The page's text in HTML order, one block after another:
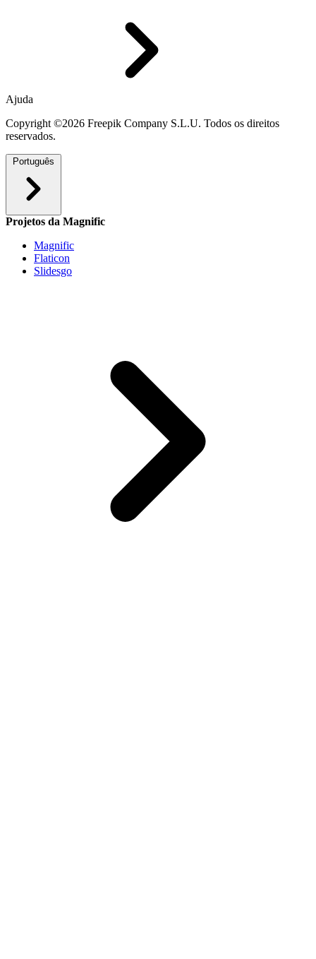
Ajuda
Copyright ©2026 Freepik Company S.L.U. Todos os direitos
reservados.
Português
Projetos da Magnific
Magnific
Flaticon
Slidesgo